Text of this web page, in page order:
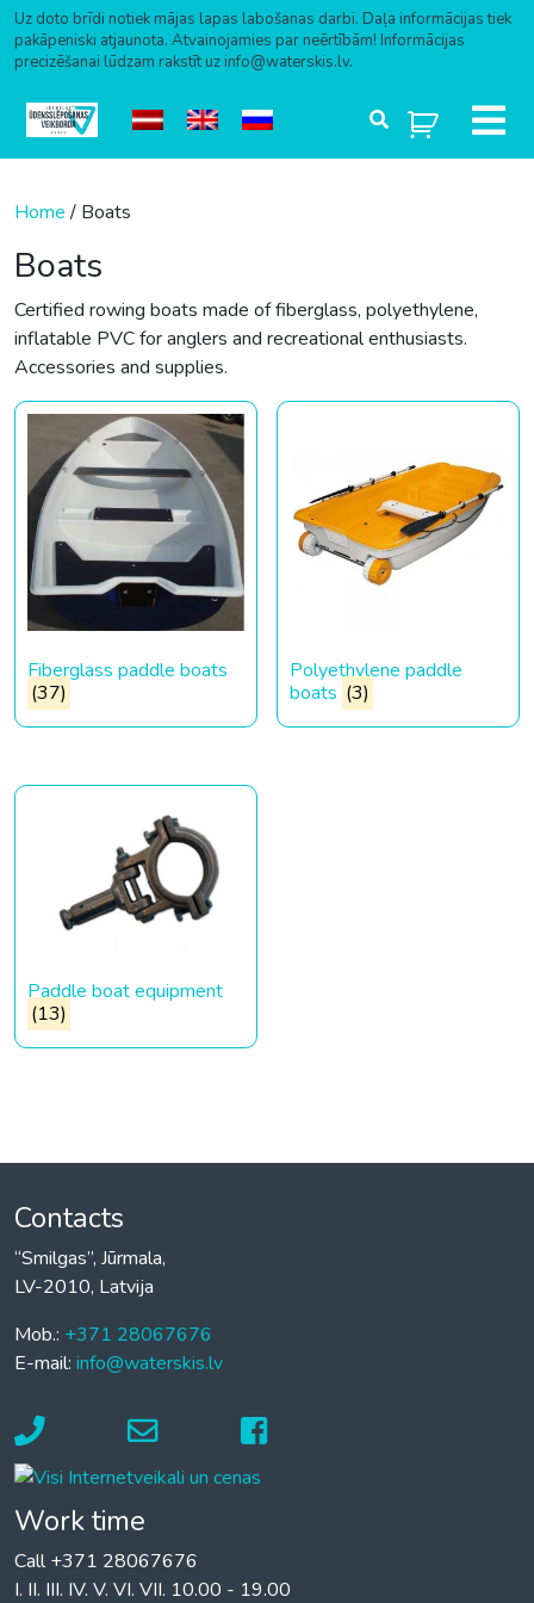
Uz doto brīdi notiek mājas lapas labošanas darbi. Daļa informācijas tiek
pakāpeniski atjaunota. Atvainojamies par neērtībām! Informācijas
precizēšanai lūdzam rakstīt uz info@waterskis.lv.
Home/ Boats
Boats
Certified rowing boats made of fiberglass, polyethylene,
inflatable PVC for anglers and recreational enthusiasts.
Accessories and supplies.
Fiberglass paddle boats
(37)
Polyethylene paddle
boats (3)
Paddle boat equipment
(13)
Contacts
“Smilgas”, Jūrmala,
LV-2010, Latvija
Mob.: +371 28067676
E-mail: info@waterskis.lv
Work time
Call +371 28067676
I. II. III. IV. V. VI. VII. 10.00 - 19.00